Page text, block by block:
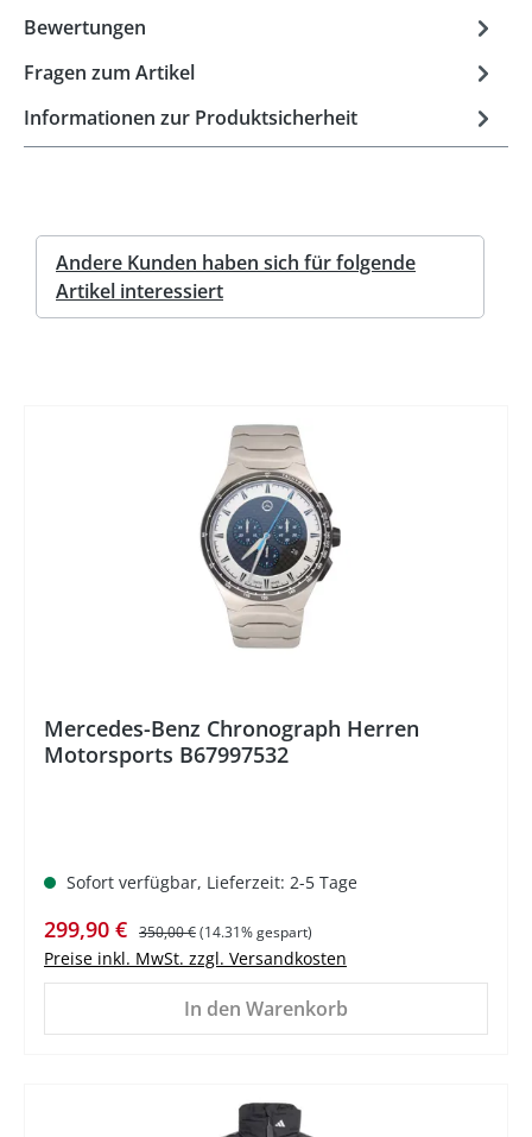
Bewertungen
Fragen zum Artikel
Informationen zur Produktsicherheit
Andere Kunden haben sich für folgende
Artikel interessiert
Mercedes-Benz Chronograph Herren
Motorsports B67997532
Sofort verfügbar, Lieferzeit: 2-5 Tage
Verkaufspreis:
299,90 € Regulärer Preis:
350,00 €(14.31% gespart)
Preise inkl. MwSt. zzgl. Versandkosten
In den Warenkorb